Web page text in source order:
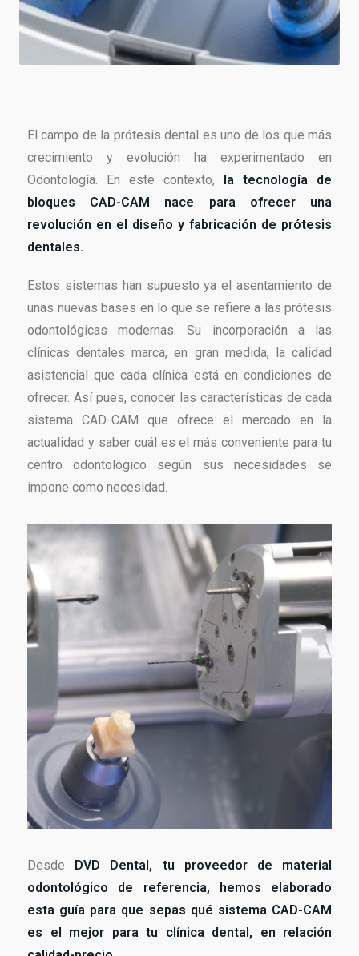
El campo de la prótesis dental es uno de los que más
crecimiento y evolución ha experimentado en
Odontología. En este contexto,
la tecnología de
bloques CAD-CAM nace para ofrecer una
revolución en el diseño y fabricación de prótesis
dentales.
Estos sistemas han supuesto ya el asentamiento de
unas nuevas bases en lo que se refiere a las prótesis
odontológicas modernas. Su incorporación a las
clínicas dentales marca, en gran medida, la calidad
asistencial que cada clínica está en condiciones de
ofrecer. Así pues, conocer las características de cada
sistema CAD-CAM que ofrece el mercado en la
actualidad y saber cuál es el más conveniente para tu
centro odontológico según sus necesidades se
impone como necesidad.
Desde
DVD Dental, tu proveedor de material
odontológico de referencia, hemos elaborado
esta guía para que sepas qué sistema CAD-CAM
es el mejor para tu clínica dental, en relación